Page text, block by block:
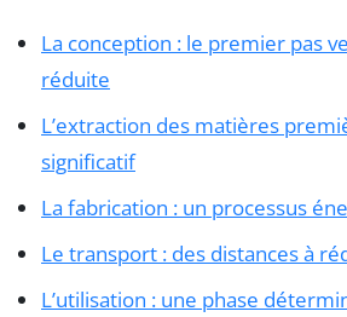
La conception : le premier pas
réduite
L’extraction des matières
significatif
La fabrication : un processus
Le transport : des distances à
L’utilisation : une phase